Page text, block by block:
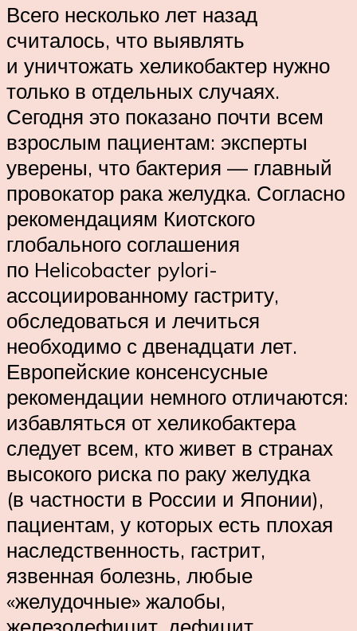
Всего несколько лет назад
считалось, что выявлять
и уничтожать хеликобактер нужно
только в отдельных случаях.
Сегодня это показано почти всем
взрослым пациентам: эксперты
уверены, что бактерия — главный
провокатор рака желудка. Согласно
рекомендациям Киотского
глобального соглашения
по Helicobacter pylori-
ассоциированному гастриту,
обследоваться и лечиться
необходимо с двенадцати лет.
Европейские консенсусные
рекомендации немного отличаются:
избавляться от хеликобактера
следует всем, кто живет в странах
высокого риска по раку желудка
(в частности в России и Японии),
пациентам, у которых есть плохая
наследственность, гастрит,
язвенная болезнь, любые
«желудочные» жалобы,